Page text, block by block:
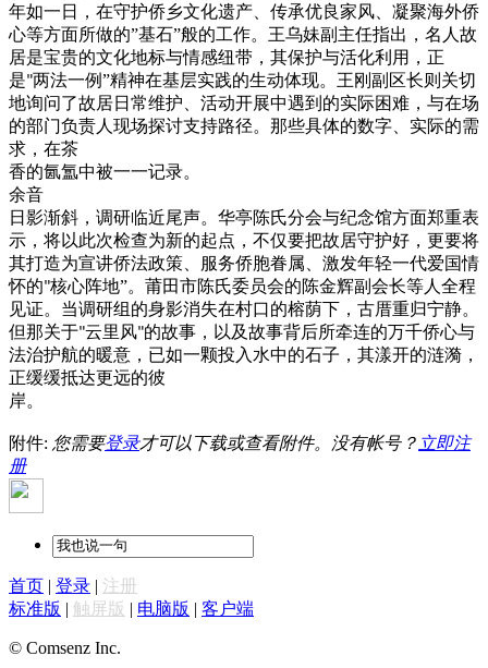
年如一日，在守护侨乡文化遗产、传承优良家风、凝聚海外侨
心等方面所做的”基石”般的工作。王乌妹副主任指出，名人故
居是宝贵的文化地标与情感纽带，其保护与活化利用，正
是"两法一例”精神在基层实践的生动体现。王刚副区长则关切
地询问了故居日常维护、活动开展中遇到的实际困难，与在场
的部门负责人现场探讨支持路径。那些具体的数字、实际的需
求，在茶
香的氤氲中被一一记录。
余音
日影渐斜，调研临近尾声。华亭陈氏分会与纪念馆方面郑重表
示，将以此次检查为新的起点，不仅要把故居守护好，更要将
其打造为宣讲侨法政策、服务侨胞眷属、激发年轻一代爱国情
怀的"核心阵地”。莆田市陈氏委员会的陈金辉副会长等人全程
见证。当调研组的身影消失在村口的榕荫下，古厝重归宁静。
但那关于"云里风"的故事，以及故事背后所牵连的万千侨心与
法治护航的暖意，已如一颗投入水中的石子，其漾开的涟漪，
正缓缓抵达更远的彼
岸。
附件: 您需要登录才可以下载或查看附件。没有帐号？ 立即注
册
首页 | 登录 | 注册
标准版 | 触屏版 | 电脑版 | 客户端
© Comsenz Inc.